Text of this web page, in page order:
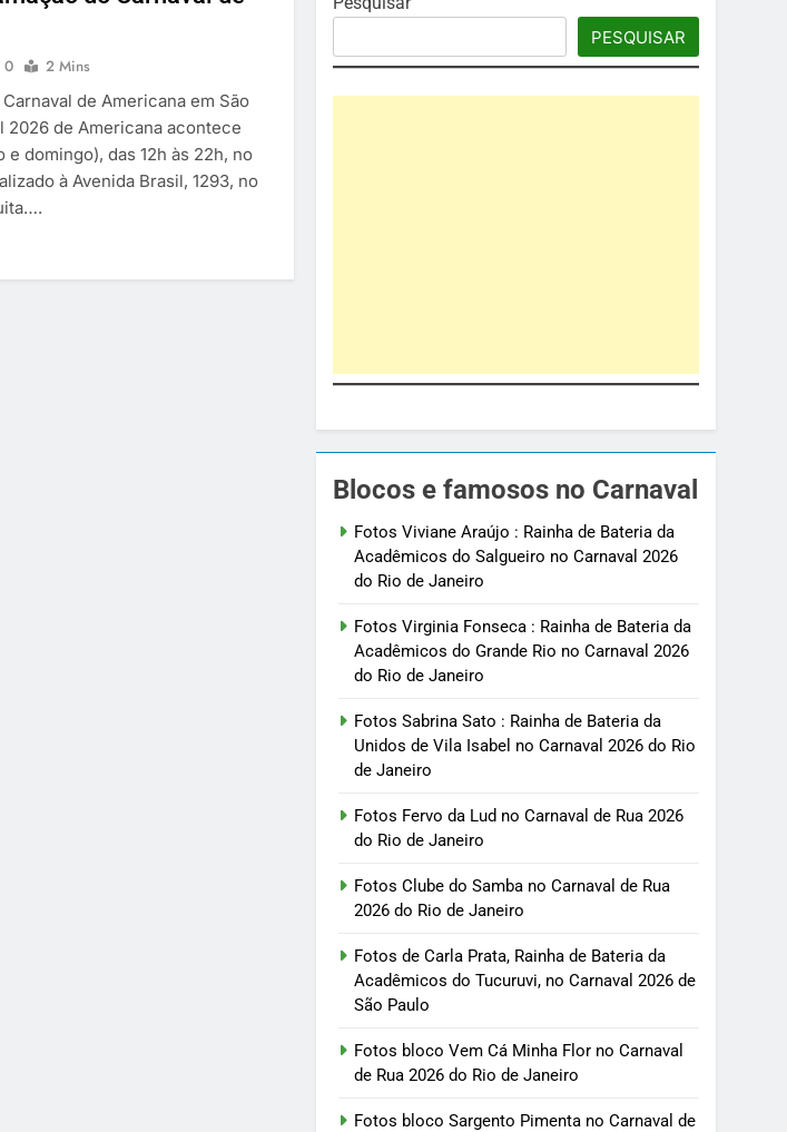
0
2 Mins
de Americana em São
2026 de Americana acontece
e domingo), das 12h às 22h, no
à Avenida Brasil, 1293, no
PESQUISAR
Blocos e famosos no Carnaval
Fotos Viviane Araújo : Rainha de Bateria da
Acadêmicos do Salgueiro no Carnaval 2026
do Rio de Janeiro
Fotos Virginia Fonseca : Rainha de Bateria da
Acadêmicos do Grande Rio no Carnaval 2026
do Rio de Janeiro
Fotos Sabrina Sato : Rainha de Bateria da
Unidos de Vila Isabel no Carnaval 2026 do Rio
de Janeiro
Fotos Fervo da Lud no Carnaval de Rua 2026
do Rio de Janeiro
Fotos Clube do Samba no Carnaval de Rua
2026 do Rio de Janeiro
Fotos de Carla Prata, Rainha de Bateria da
Acadêmicos do Tucuruvi, no Carnaval 2026 de
São Paulo
Fotos bloco Vem Cá Minha Flor no Carnaval
de Rua 2026 do Rio de Janeiro
Fotos bloco Sargento Pimenta no Carnaval de